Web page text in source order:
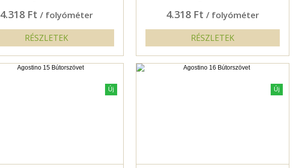
4.318 Ft/ folyóméter
RÉSZLETEK
4.318 Ft / folyóméter
RÉSZLETEK
Új Új